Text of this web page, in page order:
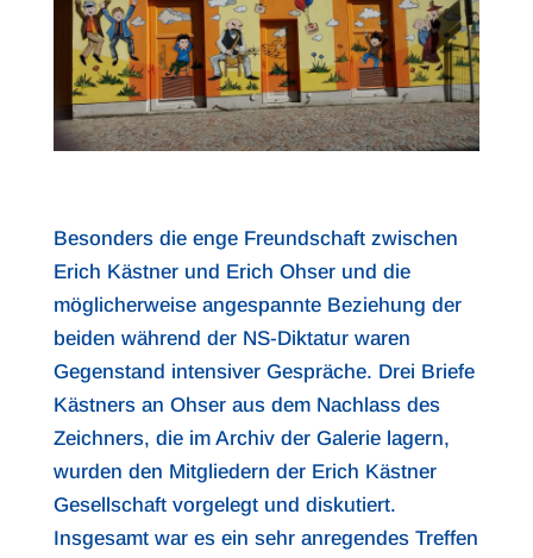
Besonders die enge Freundschaft zwischen
Erich Kästner und Erich Ohser und die
möglicherweise angespannte Beziehung der
beiden während der NS-Diktatur waren
Gegenstand intensiver Gespräche. Drei Briefe
Kästners an Ohser aus dem Nachlass des
Zeichners, die im Archiv der Galerie lagern,
wurden den Mitgliedern der Erich Kästner
Gesellschaft vorgelegt und diskutiert.
Insgesamt war es ein sehr anregendes Treffen